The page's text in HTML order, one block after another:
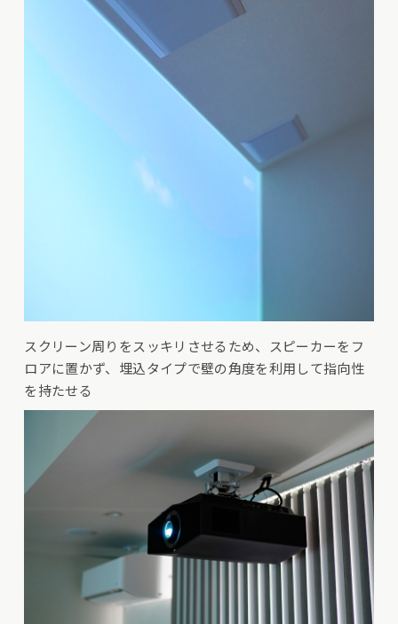
スクリーン周りをスッキリさせるため、スピーカーをフ
ロアに置かず、埋込タイプで壁の角度を利用して指向性
を持たせる